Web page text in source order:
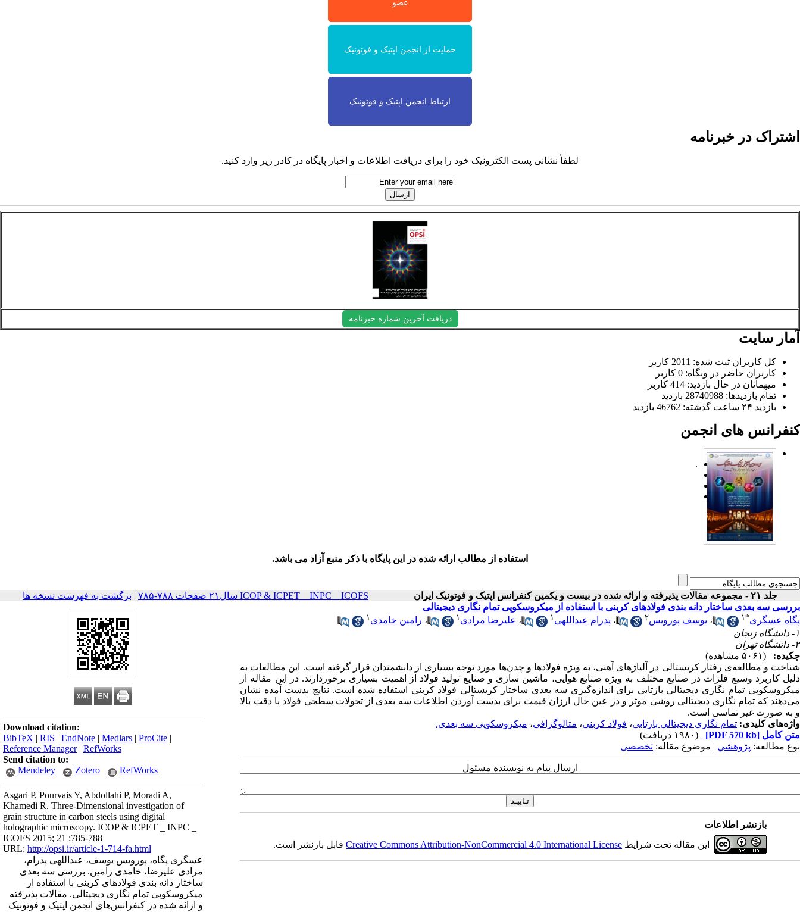
عضو
حمایت از انجمن اپتیک و فوتونیک
ارتباط انجمن اپتیک و فوتونیک
اشتراک در خبرنامه
لطفاً نشانی پست الکترونیک خود را برای دریافت اطلاعات و اخبار پایگاه در کادر زیر وارد کنید.
دریافت آخرین شماره خبرنامه
آمار سایت
کل کاربران ثبت شده: 2011 کاربر
کاربران حاضر در وبگاه: 0 کاربر
میهمانان در حال بازدید: 414 کاربر
تمام بازدید‌ها: 28740988 بازدید
بازدید ۲۴ ساعت گذشته: 46762 بازدید
کنفرانس های انجمن
.
استفاده از مطالب ارائه شده در این پایگاه با ذکر منبع آزاد می باشد.
جلد ۲۱ - مجموعه مقالات پذیرفته و ارائه شده در بیست و یکمین کنفرانس اپتیک و فوتونیک ایران ICOP & ICPET _ INPC _ ICOFS سال۲۱ صفحات ۷۸۸-۷۸۵ | برگشت به فهرست نسخه ها
Download citation:
BibTeX | RIS | EndNote | Medlars | ProCite |
Reference Manager| RefWorks
Send citation to:
Mendeley
Zotero RefWorks
Asgari P, Pourvais Y, Abdollahi P, Moradi A,
Khamedi R. Three-Dimensional investigation of
grain structure in carbon steels using digital
holographic microscopy. ICOP & ICPET _ INPC _
ICOFS 2015; 21 :785-788
URL: http://opsi.ir/article-1-714-fa.html
عسگری پگاه، پورویس یوسف، عبداللهی پدرام،
مرادی علیرضا، خامدی رامین. بررسی سه بعدی
ساختار دانه بندی فولادهای کربنی با استفاده از
میکروسکوپی تمام نگاری دیجیتالی. مقالات پذیرفته
و ارائه شده در کنفرانس‌های انجمن اپتیک و فوتونیک
بررسی سه بعدی ساختار دانه بندی فولادهای کربنی با استفاده از میکروسکوپی تمام نگاری دیجیتالی
پگاه عسگری*۱ ، یوسف پورویس۲ ، پدرام عبداللهی ۱ ، علیرضا مرادی ۱ ، رامین خامدی ۱
۱- دانشگاه زنجان
۲- دانشگاه تهران
چکیده:
(۵۰۶۱ مشاهده)
شناخت و مطالعه‌ی رفتار کریستالی در آلیاژهای آهنی، به ویژه فولادها و چدن‌ها مورد توجه بسیاری از دانشمندان قرار گرفته است. این مطالعات به
دلیل کاربرد وسیع فلزات در صنایع مختلف به ویژه صنایع هوایی، ماشین سازی و صنایع تولید فولاد از اهمیت بسیاری برخوردارند. در این مقاله از
میکروسکوپی تمام نگاری دیجیتالی بازتابی برای اندازه‌گیری سه بعدی ساختار کریستالی فولاد کربنی استفاده شده است. نتایج بدست آمده نشان
می‌دهند که تمام نگاری دیجیتالی روشی موثر و در عین حال ارزان قیمت برای بدست آوردن اطلاعات سه بعدی از تحولات سطحی فولاد با دقت بالا
و به صورت غیر تماسی است.
واژه‌های کلیدی: تمام نگاری دیجیتالی بازتابی، فولاد کربنی، متالوگرافی، میکروسکوپی سه بعدی.
متن کامل [PDF 570 kb]
(۱۹۸۰ دریافت)
نوع مطالعه: پژوهشي | موضوع مقاله: تخصصی
ارسال پیام به نویسنده مسئول
بازنشر اطلاعات
این مقاله تحت شرایط Creative Commons Attribution-NonCommercial 4.0 International Licenseقابل بازنشر است.